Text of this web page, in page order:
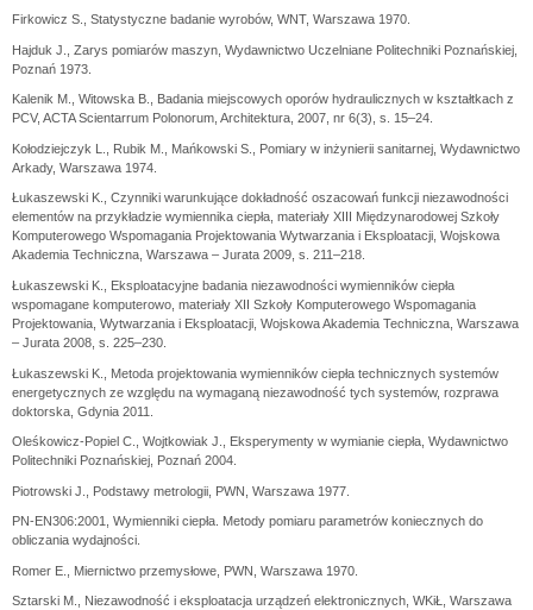
Firkowicz S., Statystyczne badanie wyrobów, WNT, Warszawa 1970.
Hajduk J., Zarys pomiarów maszyn, Wydawnictwo Uczelniane Politechniki Poznańskiej,
Poznań 1973.
Kalenik M., Witowska B., Badania miejscowych oporów hydraulicznych w kształtkach z
PCV, ACTA Scientarrum Polonorum, Architektura, 2007, nr 6(3), s. 15–24.
Kołodziejczyk L., Rubik M., Mańkowski S., Pomiary w inżynierii sanitarnej, Wydawnictwo
Arkady, Warszawa 1974.
Łukaszewski K., Czynniki warunkujące dokładność oszacowań funkcji niezawodności
elementów na przykładzie wymiennika ciepła, materiały XIII Międzynarodowej Szkoły
Komputerowego Wspomagania Projektowania Wytwarzania i Eksploatacji, Wojskowa
Akademia Techniczna, Warszawa – Jurata 2009, s. 211–218.
Łukaszewski K., Eksploatacyjne badania niezawodności wymienników ciepła
wspomagane komputerowo, materiały XII Szkoły Komputerowego Wspomagania
Projektowania, Wytwarzania i Eksploatacji, Wojskowa Akademia Techniczna, Warszawa
– Jurata 2008, s. 225–230.
Łukaszewski K., Metoda projektowania wymienników ciepła technicznych systemów
energetycznych ze względu na wymaganą niezawodność tych systemów, rozprawa
doktorska, Gdynia 2011.
Oleśkowicz-Popiel C., Wojtkowiak J., Eksperymenty w wymianie ciepła, Wydawnictwo
Politechniki Poznańskiej, Poznań 2004.
Piotrowski J., Podstawy metrologii, PWN, Warszawa 1977.
PN-EN306:2001, Wymienniki ciepła. Metody pomiaru parametrów koniecznych do
obliczania wydajności.
Romer E., Miernictwo przemysłowe, PWN, Warszawa 1970.
Sztarski M., Niezawodność i eksploatacja urządzeń elektronicznych, WKiŁ, Warszawa